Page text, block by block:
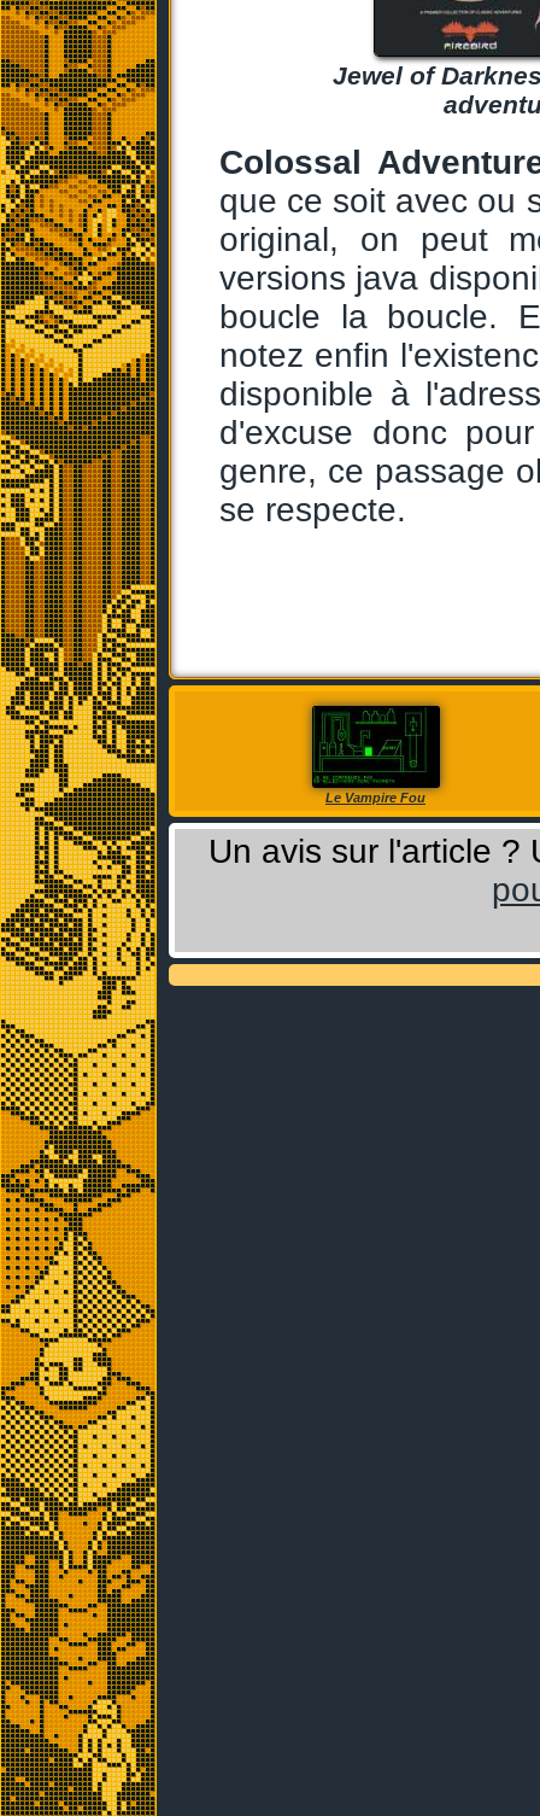
Jewel of
Colossal
que ce soit avec ou
original, on peut
versions java
boucle la boucle.
notez enfin
disponible à
d'excuse donc
genre, ce passage
se respecte.
Le Vampire Fou
Un avis sur l'article